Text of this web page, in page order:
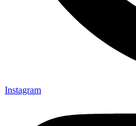
Instagram